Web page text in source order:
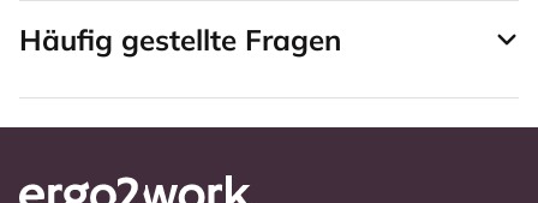
Häufig gestellte Fragen